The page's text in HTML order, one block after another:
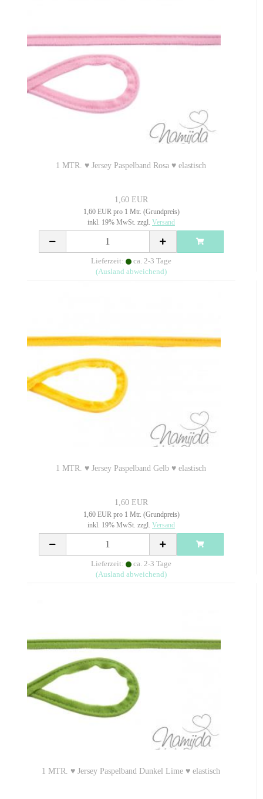
1 MTR. ♥ Jersey Paspelband Rosa ♥ elastisch
1,60 EUR
1,60 EUR pro 1 Mtr. (Grundpreis)
inkl. 19% MwSt. zzgl. Versand
Lieferzeit:
ca. 2-3 Tage
(Ausland abweichend)
1 MTR. ♥ Jersey Paspelband Gelb ♥ elastisch
1,60 EUR
1,60 EUR pro 1 Mtr. (Grundpreis)
inkl. 19% MwSt. zzgl. Versand
Lieferzeit:
ca. 2-3 Tage
(Ausland abweichend)
1 MTR. ♥ Jersey Paspelband Dunkel Lime ♥ elastisch